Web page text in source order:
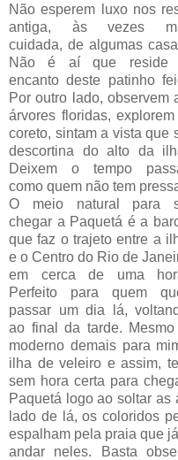
Não esperem luxo nos
antiga, às vezes
cuidada, de algumas
Não é aí que reside
encanto deste patinho
Por outro lado, observem
árvores floridas,
coreto, sintam a vista que
descortina do alto da
Deixem o tempo
como quem não tem
O meio natural para
chegar a Paquetá é a
que faz o trajeto entre a
e o Centro do Rio de
em cerca de uma
Perfeito para quem
passar um dia lá,
ao final da tarde.
moderno demais para
ilha de veleiro e assim,
sem hora certa para
Paquetá logo ao soltar as
lado de lá, os coloridos
espalham pela praia que
andar neles. Basta